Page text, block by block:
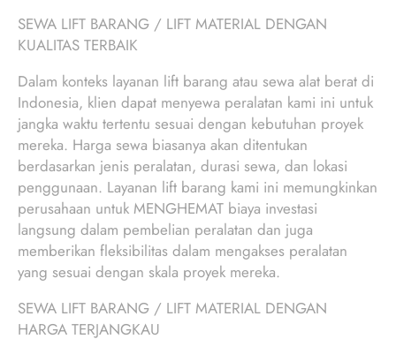
SEWA LIFT BARANG / LIFT MATERIAL DENGAN
KUALITAS TERBAIK
Dalam konteks layanan lift barang atau sewa alat berat di
Indonesia, klien dapat menyewa peralatan kami ini untuk
jangka waktu tertentu sesuai dengan kebutuhan proyek
mereka. Harga sewa biasanya akan ditentukan
berdasarkan jenis peralatan, durasi sewa, dan lokasi
penggunaan. Layanan lift barang kami ini memungkinkan
perusahaan untuk MENGHEMAT biaya investasi
langsung dalam pembelian peralatan dan juga
memberikan fleksibilitas dalam mengakses peralatan
yang sesuai dengan skala proyek mereka.
SEWA LIFT BARANG / LIFT MATERIAL DENGAN
HARGA TERJANGKAU